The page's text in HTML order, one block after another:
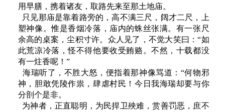
用早膳，携着诸友，取路先来至那土地庙。
只见那庙是靠着路旁的，高不满三尺，阔才二尺，上
塑神像。惟是香烟冷落，庙内的蛛丝张满。有一张尺
余高的桌案，尘积寸许。众人见了，不觉大笑曰：“如
此荒凉冷落，怪不得他要收受贿赂。不然，十载都没
有一炷香呢！”
海瑞听了，不胜大怒，便指着那神像骂道：“何物邪
神，胆敢凭陵作祟，肆虐村民！今日我海瑞却要与你
分剖个是非。
为神者，正直聪明，为民捍卫殃难，赏善罚恶，庶不